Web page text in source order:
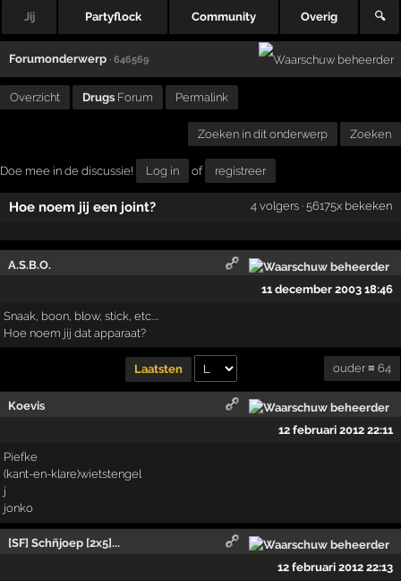
Jij Partyflock Community Overig 🔍
Forumonderwerp · 646569
Overzicht Drugs Forum Permalink
Zoeken in dit onderwerp Zoeken
Doe mee in de discussie! Log in of registreer
Hoe noem jij een joint? 4 volgers · 56175x bekeken
A.S.B.O.
11 december 2003 18:46
Snaak, boon, blow, stick, etc....
Hoe noem jij dat apparaat?
Laatsten ouder ≡ 64
Koevis
12 februari 2012 22:11
Piefke
(kant-en-klare)wietstengel
j
jonko
[SF] Schñjoep [2x5]...
12 februari 2012 22:13